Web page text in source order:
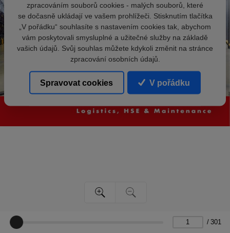
/ 301
zpracováním souborů cookies - malých souborů, které
se dočasně ukládají ve vašem prohlížeči. Stisknutím tlačítka
„V pořádku“ souhlasíte s nastavením cookies tak, abychom
vám poskytovali smysluplné a užitečné služby na základě
vašich údajů. Svůj souhlas můžete kdykoli změnit na stránce
zpracování osobních údajů.
Spravovat cookies V pořádku